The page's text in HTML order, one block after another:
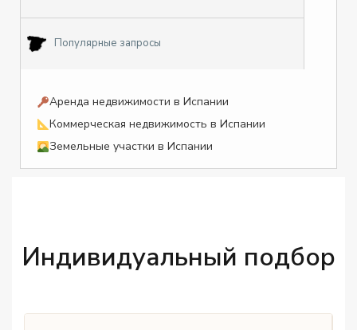
Популярные запросы
Аренда недвижимости в Испании
Коммерческая недвижимость в Испании
Земельные участки в Испании
Индивидуальный подбор